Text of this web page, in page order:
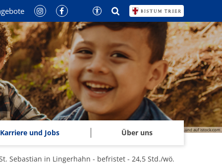
© Jacob Lund auf istock.com
Karriere und Jobs Über uns
Sebastian in Lingerhahn - befristet - 24,5 Std./wö.